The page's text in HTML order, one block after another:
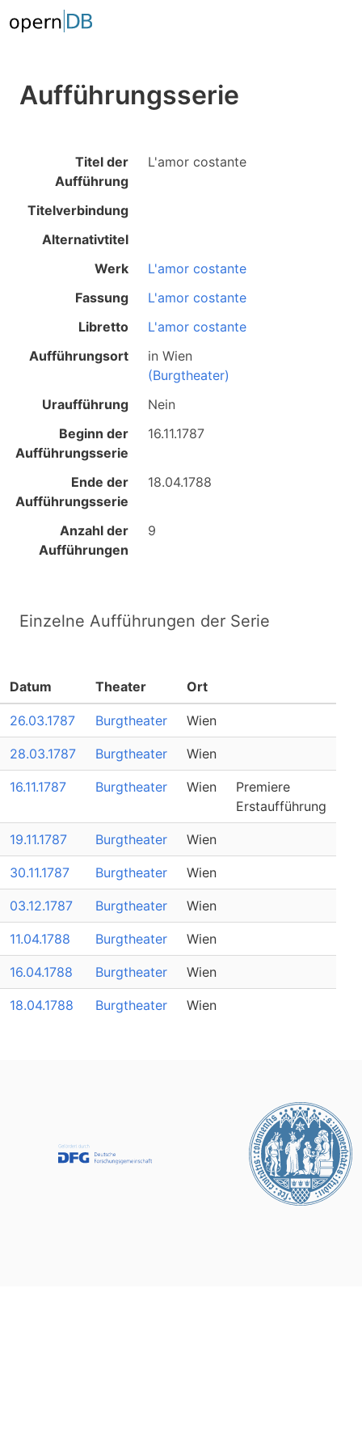
Aufführungsserie
Titel der
Aufführung
L'amor costante
Titelverbindung
Alternativtitel
Werk
L'amor costante
Fassung
L'amor costante
Libretto
L'amor costante
Aufführungsort
inWien
(Burgtheater)
Uraufführung
Nein
Beginn der
Aufführungsserie
16.11.1787
Ende der
Aufführungsserie
18.04.1788
Anzahl der
Aufführungen
9
Einzelne Aufführungen der Serie
Datum Theater Ort
26.03.1787 Burgtheater Wien
28.03.1787 Burgtheater Wien
16.11.1787 Burgtheater Wien
Premiere
Erstaufführung
19.11.1787 Burgtheater Wien
30.11.1787 Burgtheater Wien
03.12.1787 Burgtheater Wien
11.04.1788 Burgtheater Wien
16.04.1788 Burgtheater Wien
18.04.1788 Burgtheater Wien